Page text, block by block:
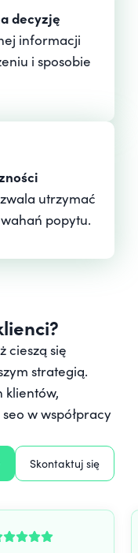
decyzję
informacji
i sposobie
utrzymać
popytu.
cieszą się
strategią.
klientów,
w współpracy
Skontaktuj się